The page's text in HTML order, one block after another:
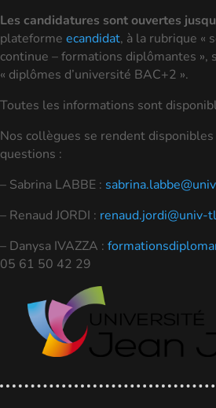
Les candidatures sont ouvertes
plateforme ecandidat, à la rubrique «
continue – formations diplômantes »,
« diplômes d’université BAC+2 ».
Toutes les informations sont
Nos collègues se rendent
questions :
– Sabrina LABBE :
– Renaud JORDI : renaud.jordi@univ-
– Danysa IVAZZA :
05 61 50 42 29